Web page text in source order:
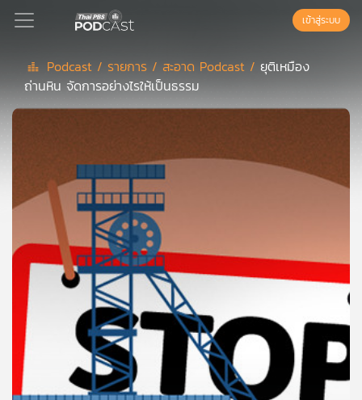
Podcast
สต์
เพล
สต์
ของ
คุณ
เข้าสู่ระบบ
Podcast / รายการ /สะอาด Podcast / ยุติเหมือง
ถ่านหิน จัดการอย่างไรให้เป็นธรรม